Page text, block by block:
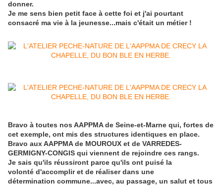
donner.
Je me sens bien petit face à cette foi et j'ai pourtant
consacré ma vie à la jeunesse...mais c'était un métier !
Bravo à toutes nos AAPPMA de Seine-et-Marne qui, fortes de
cet exemple, ont mis des structures identiques en place.
Bravo aux AAPPMA de MOUROUX et de VARREDES-
GERMIGNY-CONGIS qui viennent de rejoindre ces rangs.
Je sais qu'ils réussiront parce qu'ils ont puisé la
volonté d'accomplir et de réaliser dans une
détermination commune...avec, au passage, un salut et tous